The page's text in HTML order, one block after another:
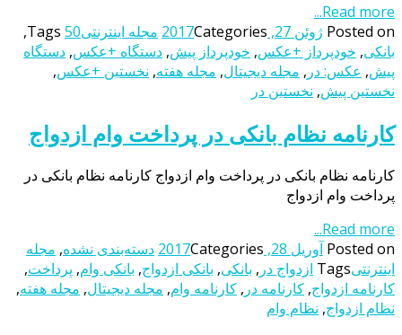
Read more...
Posted on ژوئن 27, 2017 Categories مجله اینترنتی Tags 50
,
بانکی, خودپرداز +عکس, خودپرداز پیش, دستگاه +عکس, دستگاه
پیش, عکس: در , مجله دیجیتال, مجله هفته, نخستین +عکس,
نخستین پیش, نخستین در
کارنامه نظام بانکی در پرداخت وام ازدواج
کارنامه نظام بانکی در پرداخت وام ازدواج کارنامه نظام بانکی در
پرداخت وام ازدواج
Read more...
Posted on آوریل 28, 2017 Categories دسته‌بندی نشده, مجله
اینترنتیTags ازدواج در , بانکی, بانکی ازدواج, بانکی وام, پرداخت,
کارنامه ازدواج, کارنامه در , کارنامه وام, مجله دیجیتال, مجله هفته,
نظام ازدواج, نظام وام